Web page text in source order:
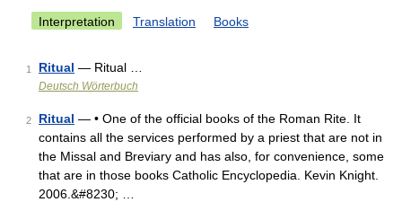
Interpretation Translation Books
1 Ritual — Ritual …
Deutsch Wörterbuch
2 Ritual — • One of the official books of the Roman Rite. It
contains all the services performed by a priest that are not in
the Missal and Breviary and has also, for convenience, some
that are in those books Catholic Encyclopedia. Kevin Knight.
2006.&#8230; …